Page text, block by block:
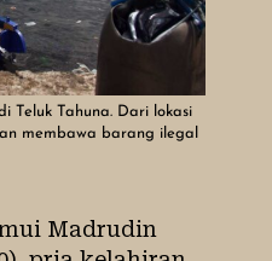
Teluk Tahuna. Dari lokasi
membawa barang ilegal
Madrudin